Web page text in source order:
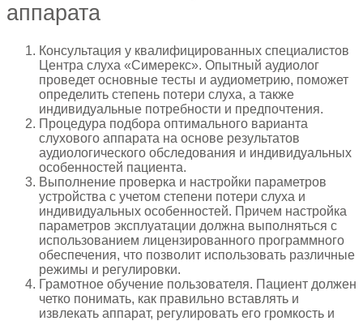
аппарата
Консультация у квалифицированных специалистов
Центра слуха «Симерекс». Опытный аудиолог
проведет основные тесты и аудиометрию, поможет
определить степень потери слуха, а также
индивидуальные потребности и предпочтения.
Процедура подбора оптимального варианта
слухового аппарата на основе результатов
аудиологического обследования и индивидуальных
особенностей пациента.
Выполнение проверка и настройки параметров
устройства с учетом степени потери слуха и
индивидуальных особенностей. Причем настройка
параметров эксплуатации должна выполняться с
использованием лицензированного программного
обеспечения, что позволит использовать различные
режимы и регулировки.
Грамотное обучение пользователя. Пациент должен
четко понимать, как правильно вставлять и
извлекать аппарат, регулировать его громкость и